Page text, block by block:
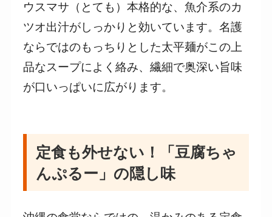
ウスマサ（とても）本格的な、魚介系のカ
ツオ出汁がしっかりと効いています。名護
ならではのもっちりとした太平麺がこの上
品なスープによく絡み、繊細で奥深い旨味
が口いっぱいに広がります。
定食も外せない！「豆腐ちゃ
んぷるー」の隠し味